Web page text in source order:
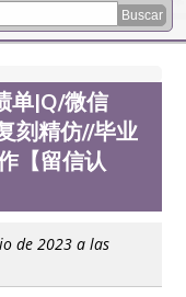
单|Q/微信
刻精仿//毕业
【留信认
de 2023 a las